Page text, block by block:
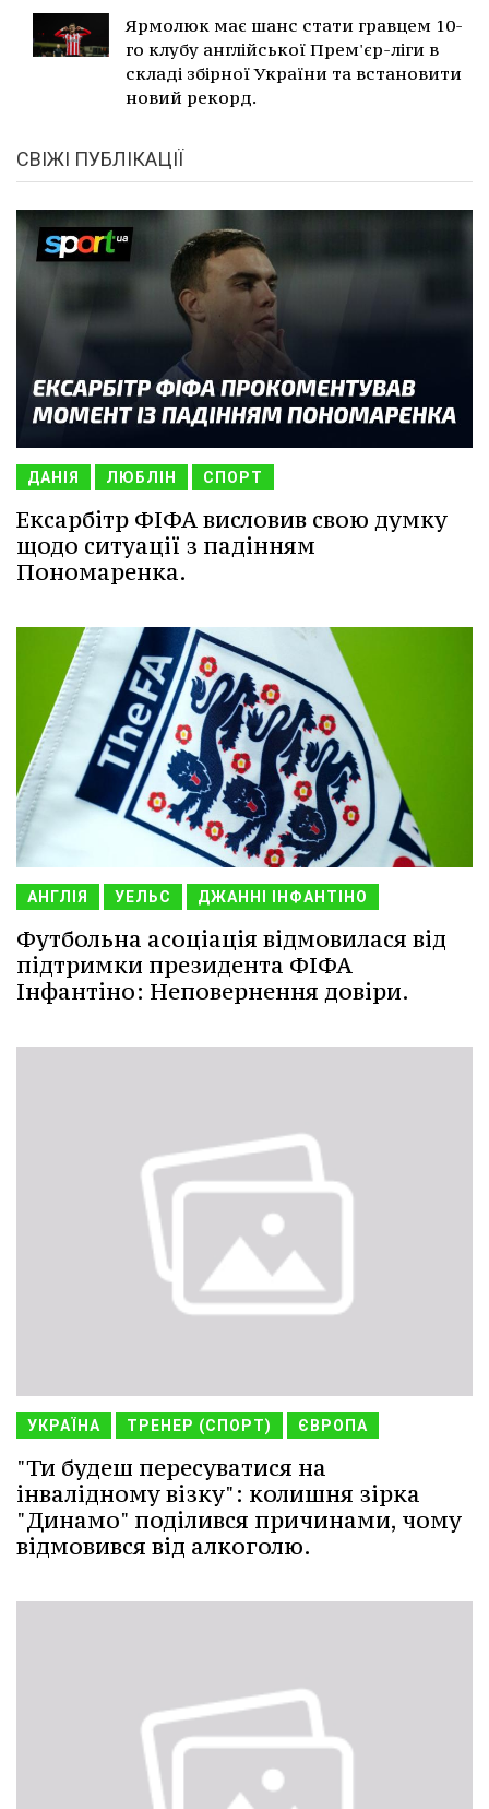
Ярмолюк має шанс стати гравцем 10-
го клубу англійської Прем'єр-ліги в
складі збірної України та встановити
новий рекорд.
СВІЖІ ПУБЛІКАЦІЇ
ДАНІЯ ЛЮБЛІН СПОРТ
Ексарбітр ФІФА висловив свою думку
щодо ситуації з падінням
Пономаренка.
АНГЛІЯ УЕЛЬС ДЖАННІ ІНФАНТІНО
Футбольна асоціація відмовилася від
підтримки президента ФІФА
Інфантіно: Неповернення довіри.
УКРАЇНА ТРЕНЕР (СПОРТ) ЄВРОПА
"Ти будеш пересуватися на
інвалідному візку": колишня зірка
"Динамо" поділився причинами, чому
відмовився від алкоголю.